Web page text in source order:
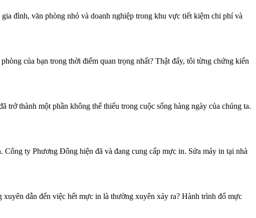
đình, văn phòng nhỏ và doanh nghiệp trong khu vực tiết kiệm chi phí và
của bạn trong thời điểm quan trọng nhất? Thật đấy, tôi từng chứng kiến
thành một phần không thể thiếu trong cuộc sống hàng ngày của chúng ta.
ty Phương Đông hiện đã và đang cung cấp mực in. Sửa máy in tại nhà
dẫn đến việc hết mực in là thường xuyên xảy ra? Hành trình đổ mực